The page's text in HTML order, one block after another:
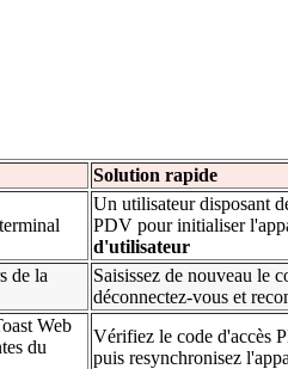
Solution rapide
Un utilisateur disposant
PDV pour initialiser
d'utilisateur
de la
Saisissez de nouveau le
déconnectez-vous et
Web
du
Vérifiez le code d'accès
puis resynchronisez